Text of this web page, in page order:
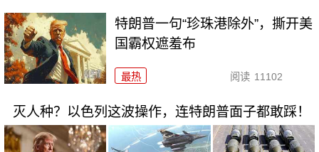
特朗普一句“珍珠港除外”，撕开美
国霸权遮羞布
最热 阅读 11102
灭人种？以色列这波操作，连特朗普面子都敢踩！